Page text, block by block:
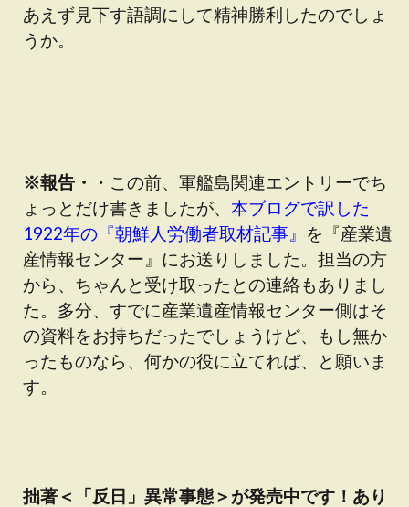
あえず見下す語調にして精神勝利したのでしょ
うか。
※報告・
・この前、軍艦島関連エントリーでち
ょっとだけ書きましたが、 本ブログで訳した
1922年の『朝鮮人労働者取材記事』 を『産業遺
産情報センター』にお送りしました。担当の方
から、ちゃんと受け取ったとの連絡もありまし
た。多分、すでに産業遺産情報センター側はそ
の資料をお持ちだったでしょうけど、もし無か
ったものなら、何かの役に立てれば、と願いま
す。
拙著＜「反日」異常事態＞が発売中です！あり